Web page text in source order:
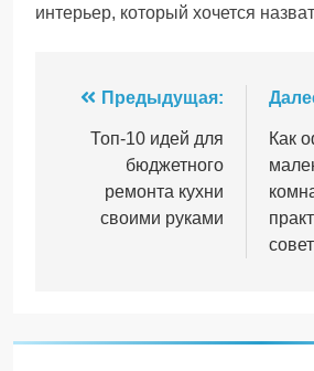
интерьер, который хочется
Навигация
записям
Предыдущая:
Топ-10 идей для
бюджетного
ремонта кухни
своими руками
Как